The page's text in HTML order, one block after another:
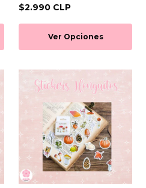
$2.990 CLP
Ver Opciones